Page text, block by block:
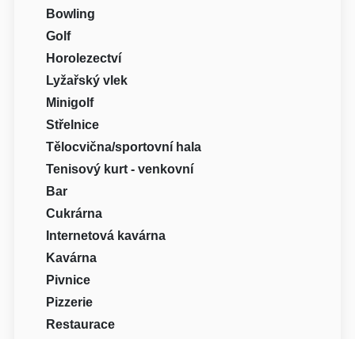
Bowling
Golf
Horolezectví
Lyžařský vlek
Minigolf
Střelnice
Tělocvična/sportovní hala
Tenisový kurt - venkovní
Bar
Cukrárna
Internetová kavárna
Kavárna
Pivnice
Pizzerie
Restaurace